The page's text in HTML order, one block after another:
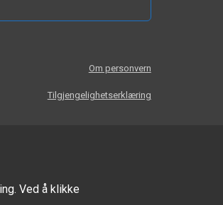
Ved å klikke
Om personvern
Tilgjengelighetserklæring